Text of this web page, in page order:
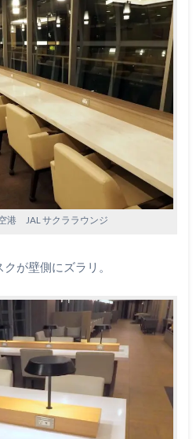
港 JAL サクララウンジ
が壁側にズラリ。